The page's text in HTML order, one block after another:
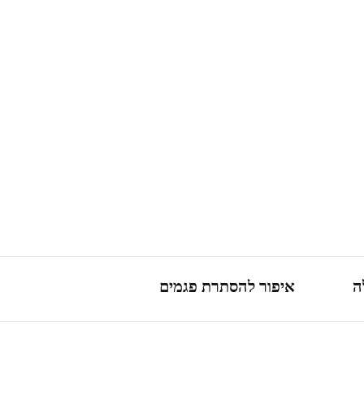
איפור להסתרת פגמים